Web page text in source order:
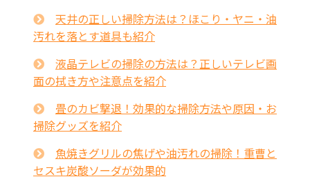
天井の正しい掃除方法は？ほこり・ヤニ・油
汚れを落とす道具も紹介
液晶テレビの掃除の方法は？正しいテレビ画
面の拭き方や注意点を紹介
畳のカビ撃退！効果的な掃除方法や原因・お
掃除グッズを紹介
魚焼きグリルの焦げや油汚れの掃除！重曹と
セスキ炭酸ソーダが効果的